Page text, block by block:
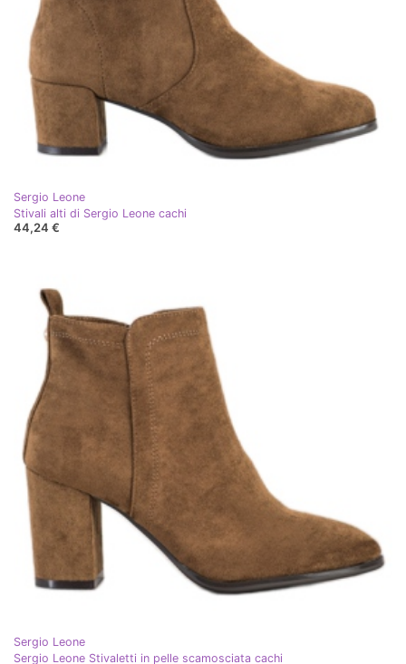
Sergio Leone
Stivali alti di Sergio Leone cachi
44,24 €
Sergio Leone
Sergio Leone Stivaletti in pelle scamosciata cachi